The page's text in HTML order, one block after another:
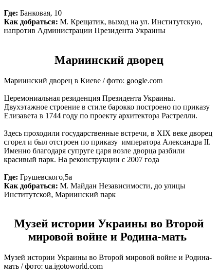
Где: Банковая, 10
Как добраться: М. Крещатик, выход на ул. Институтскую,
напротив Администрации Президента Украины
Мариинский дворец
Мариинский дворец в Киеве / фото: google.com
Церемониальная резиденция Президента Украины.
Двухэтажное строение в стиле барокко построено по приказу
Елизавета в 1744 году по проекту архитектора Растрелли.
Здесь проходили государственные встречи, в XIX веке дворец
сгорел и был отстроен по приказу императора Александра II.
Именно благодаря супруге царя возле дворца разбили
красивый парк. На реконструкции с 2007 года
Где: Грушевского,5а
Как добраться: М. Майдан Независимости, до улицы
Институтской, Мариинский парк
Музей истории Украины во Второй
мировой войне и Родина-мать
Музей истории Украины во Второй мировой войне и Родина-
мать / фото: ua.igotoworld.com